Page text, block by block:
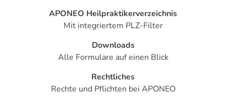
APONEO Heilpraktikerverzeichnis
Mit integriertem PLZ-Filter
Downloads
Alle Formulare auf einen Blick
Rechtliches
Rechte und Pflichten bei APONEO